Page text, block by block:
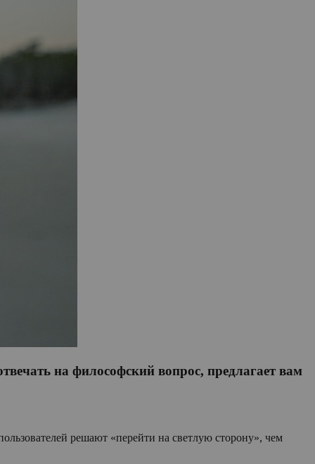
на философский вопрос, предлагает вам
решают «перейти на светлую сторону», чем